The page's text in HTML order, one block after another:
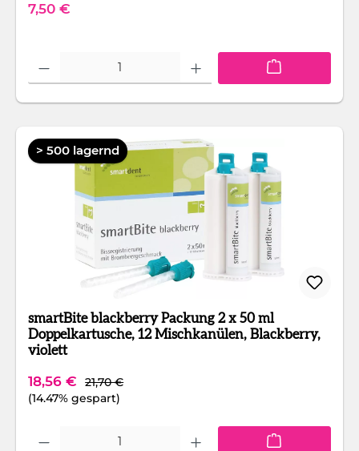
Regulärer Preis:
7,50 €
Produkt Anzahl: Gib den gewünschten Wert ein oder benutze die
> 500 lagernd
smartBite blackberry Packung 2 x 50 ml
Doppelkartusche, 12 Mischkanülen, Blackberry,
violett
Verkaufspreis:
18,56 € Regulärer Preis:
21,70 €
(14.47% gespart)
Produkt Anzahl: Gib den gewünschten Wert ein oder benutze die